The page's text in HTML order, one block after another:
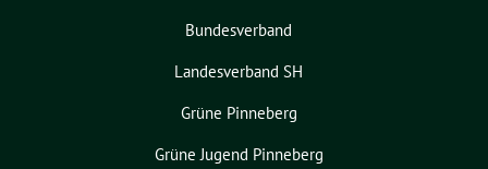
Bundesverband
Landesverband SH
Grüne Pinneberg
Grüne Jugend Pinneberg